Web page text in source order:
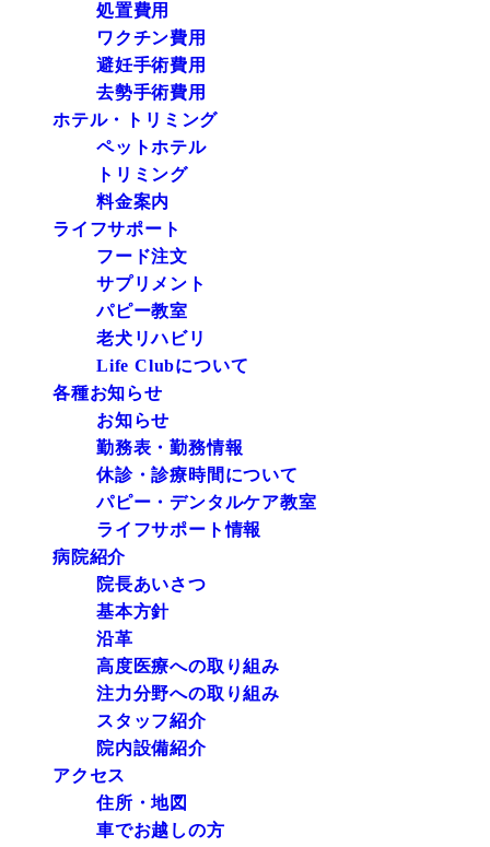
処置費用
ワクチン費用
避妊手術費用
去勢手術費用
ホテル・トリミング
ペットホテル
トリミング
料金案内
ライフサポート
フード注文
サプリメント
パピー教室
老犬リハビリ
Life Clubについて
各種お知らせ
お知らせ
勤務表・勤務情報
休診・診療時間について
パピー・デンタルケア教室
ライフサポート情報
病院紹介
院長あいさつ
基本方針
沿革
高度医療への取り組み
注力分野への取り組み
スタッフ紹介
院内設備紹介
アクセス
住所・地図
車でお越しの方